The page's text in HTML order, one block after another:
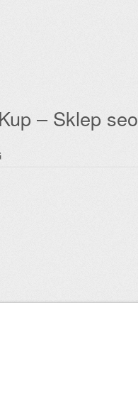
– Sklep seo